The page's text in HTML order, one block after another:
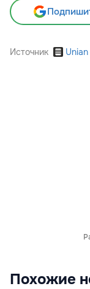
Источник Unian
Похожие